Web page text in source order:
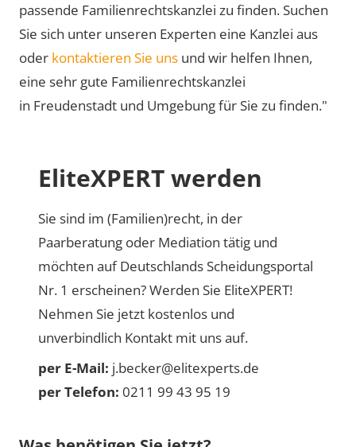
passende Familienrechtskanzlei zu finden. Suchen
Sie sich unter unseren Experten eine Kanzlei aus
oder kontaktieren Sie uns und wir helfen Ihnen,
eine sehr gute Familienrechtskanzlei
in Freudenstadt und Umgebung für Sie zu finden."
EliteXPERT werden
Sie sind im (Familien)recht, in der
Paarberatung oder Mediation tätig und
möchten auf Deutschlands Scheidungsportal
Nr. 1 erscheinen? Werden Sie EliteXPERT!
Nehmen Sie jetzt kostenlos und
unverbindlich Kontakt mit uns auf.
per E-Mail: j.becker@elitexperts.de
per Telefon: 0211 99 43 95 19